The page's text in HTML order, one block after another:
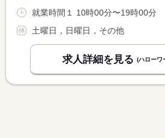
就業時間１ 10時00分〜19時00分
土曜日，日曜日，その他
求人詳細を見る (ハローワ